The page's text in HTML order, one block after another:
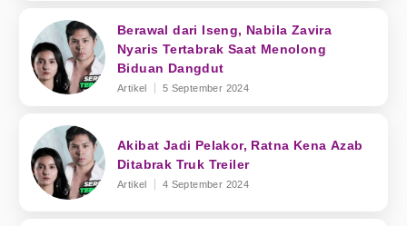
Berawal dari Iseng, Nabila Zavira
Nyaris Tertabrak Saat Menolong
Biduan Dangdut
Artikel 5 September 2024
Akibat Jadi Pelakor, Ratna Kena Azab
Ditabrak Truk Treiler
Artikel 4 September 2024